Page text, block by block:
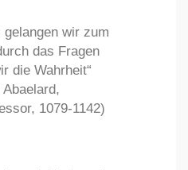
gelangen wir zum
das Fragen
die Wahrheit“
Abaelard,
1079-1142)